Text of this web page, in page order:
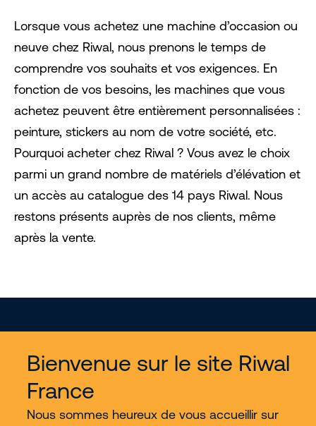
Bienvenue sur le site Riwal
France
Nous sommes heureux de vous accueillir sur
Lorsque vous achetez une machine d’occasion ou
neuve chez Riwal, nous prenons le temps de
comprendre vos souhaits et vos exigences. En
fonction de vos besoins, les machines que vous
achetez peuvent être entièrement personnalisées :
peinture, stickers au nom de votre société, etc.
Pourquoi acheter chez Riwal ? Vous avez le choix
parmi un grand nombre de matériels d’élévation et
un accès au catalogue des 14 pays Riwal. Nous
restons présents auprès de nos clients, même
après la vente.
Services